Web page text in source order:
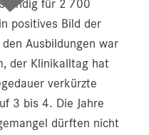
für 2 700
positives Bild der
Ausbildungen war
der Klinikalltag hat
verkürzte
3 bis 4. Die Jahre
dürften nicht